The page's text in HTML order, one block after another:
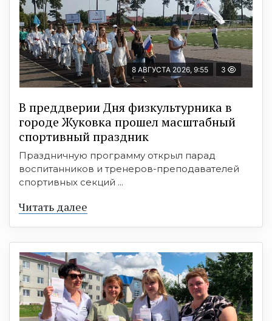
8 АВГУСТА 2026, 9:55 3
В преддверии Дня физкультурника в
городе Жуковка прошел масштабный
спортивный праздник
Праздничную программу открыл парад
воспитанников и тренеров-преподавателей
спортивных секций ...
Читать далее